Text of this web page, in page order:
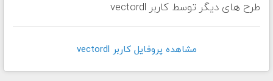
طرح های دیگر توسط کاربر vectordl
مشاهده پروفايل کاربر vectordl